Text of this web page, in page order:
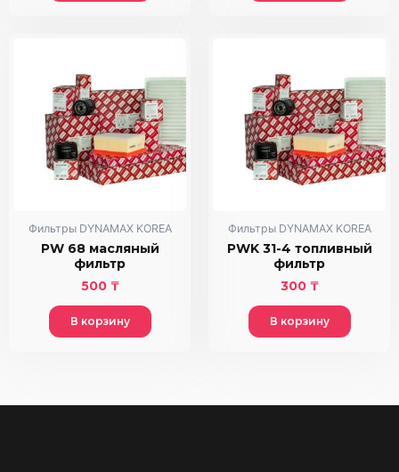
Фильтры DYNAMAX KOREA
PW 68 масляный
фильтр
500 ₸
В корзину
Фильтры DYNAMAX KOREA
PWK 31-4 топливный
фильтр
300 ₸
В корзину